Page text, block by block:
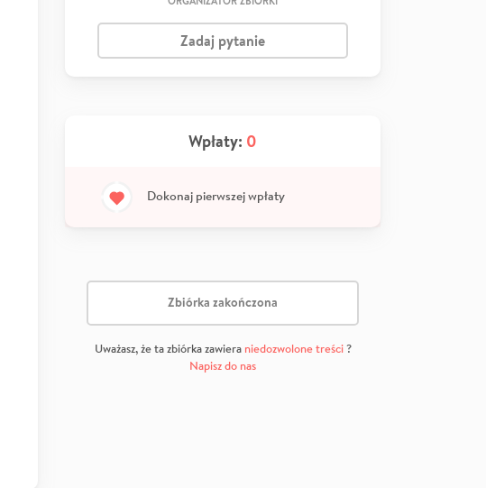
Zadaj pytanie
Wpłaty: 0
Dokonaj pierwszej wpłaty
Zbiórka zakończona
Uważasz, że ta zbiórka zawiera niedozwolone treści?
Napisz do nas